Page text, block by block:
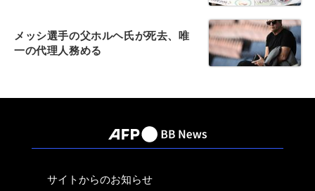
メッシ選手の父ホルヘ氏が死去、唯
一の代理人務める
サイトからのお知らせ